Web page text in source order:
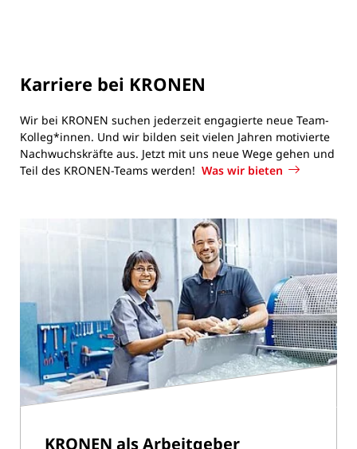
Kolleg*innen. Und wir bilden seit vielen Jahren motivierte
Nachwuchskräfte aus. Jetzt mit uns neue Wege gehen und
Teil des KRONEN-Teams werden!Was wir bieten